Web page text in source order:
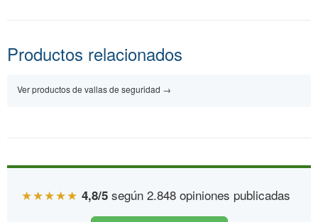
Productos relacionados
Ver productos de vallas de seguridad →
★★★★★ 4,8/5 según 2.848 opiniones publicadas